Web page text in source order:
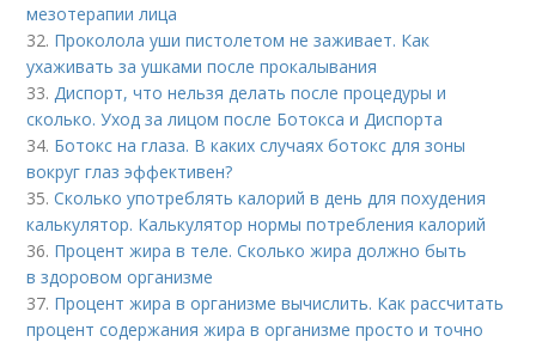
мезотерапии лица
32. Проколола уши пистолетом не заживает. Как
ухаживать за ушками после прокалывания
33.Диспорт, что нельзя делать после процедуры и
сколько. Уход за лицом после Ботокса и Диспорта
34. Ботокс на глаза. В каких случаях ботокс для зоны
вокруг глаз эффективен?
35.Сколько употреблять калорий в день для похудения
калькулятор. Калькулятор нормы потребления калорий
36. Процент жира в теле. Сколько жира должно быть
в здоровом организме
37. Процент жира в организме вычислить. Как рассчитать
процент содержания жира в организме просто и точно